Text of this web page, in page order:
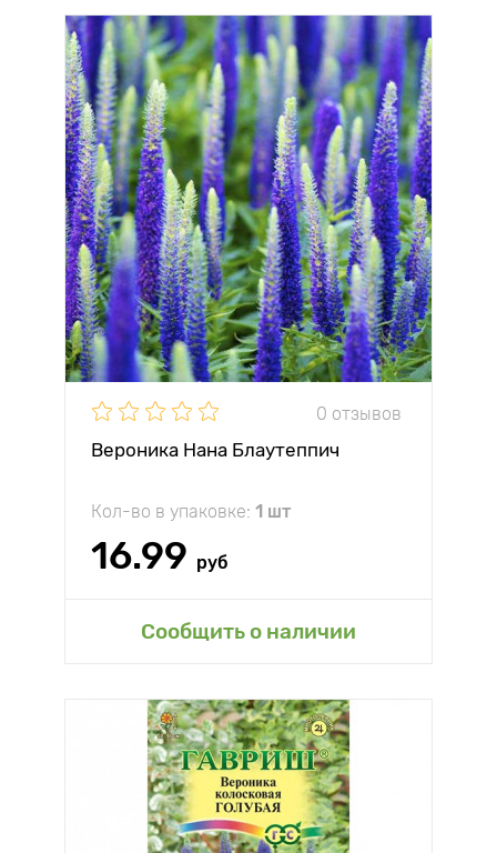
0 отзывов
Вероника Нана Блаутеппич
Кол-во в упаковке: 1 шт
16.99 руб
Сообщить о наличии